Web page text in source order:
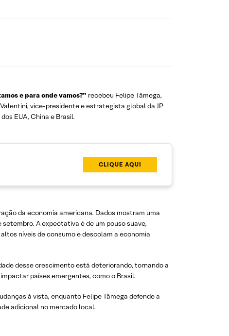
e para onde vamos?” recebeu Felipe Tâmega,
vice-presidente e estrategista global da JP
EUA, China e Brasil.
CLIQUE AQUI
da economia americana. Dados mostram uma
A expectativa é de um pouso suave,
níveis de consumo e descolam a economia
desse crescimento está deteriorando, tornando a
países emergentes, como o Brasil.
à vista, enquanto Felipe Tâmega defende a
adicional no mercado local.